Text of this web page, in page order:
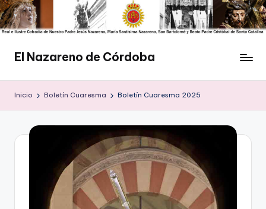
Saltar
contenido
El Nazareno de Córdoba
Nazareno
Inicio Boletín Cuaresma Boletín Cuaresma 2025